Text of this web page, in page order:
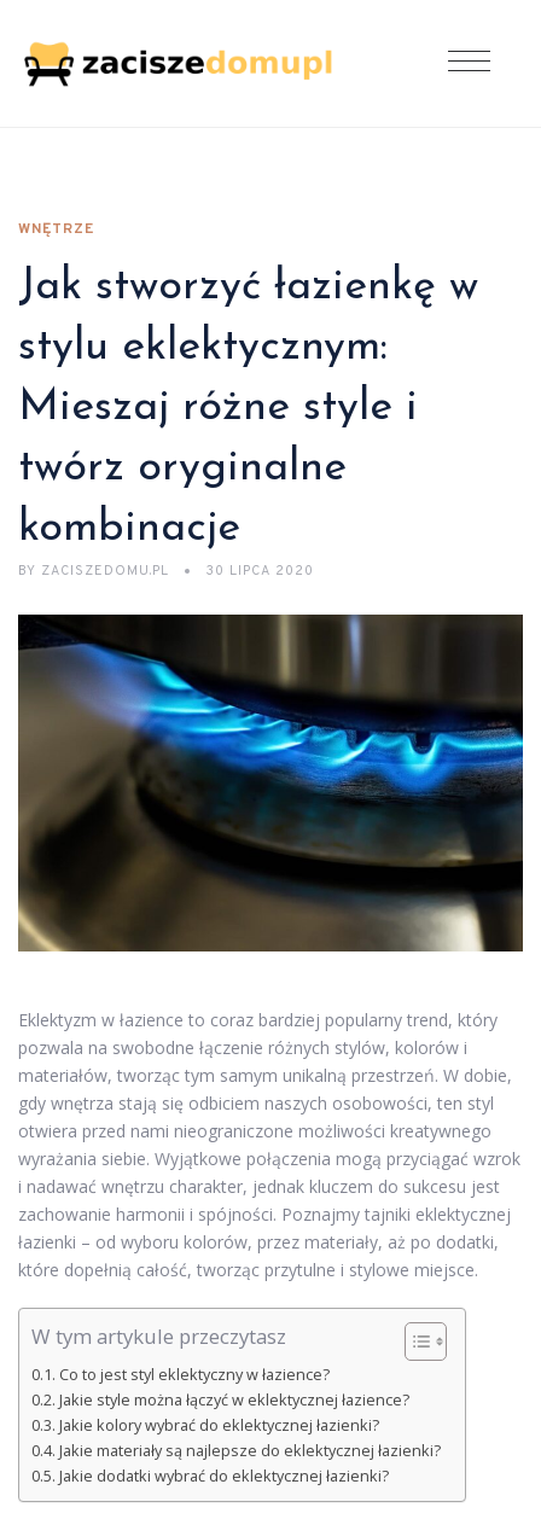
WNĘTRZE
Jak stworzyć łazienkę w
stylu eklektycznym:
Mieszaj różne style i
twórz oryginalne
kombinacje
BY ZACISZEDOMU.PL 30 LIPCA 2020
Eklektyzm w łazience to coraz bardziej popularny trend, który
pozwala na swobodne łączenie różnych stylów, kolorów i
materiałów, tworząc tym samym unikalną przestrzeń. W dobie,
gdy wnętrza stają się odbiciem naszych osobowości, ten styl
otwiera przed nami nieograniczone możliwości kreatywnego
wyrażania siebie. Wyjątkowe połączenia mogą przyciągać wzrok
i nadawać wnętrzu charakter, jednak kluczem do sukcesu jest
zachowanie harmonii i spójności. Poznajmy tajniki eklektycznej
łazienki – od wyboru kolorów, przez materiały, aż po dodatki,
które dopełnią całość, tworząc przytulne i stylowe miejsce.
W tym artykule przeczytasz
Co to jest styl eklektyczny w łazience?
Jakie style można łączyć w eklektycznej łazience?
Jakie kolory wybrać do eklektycznej łazienki?
Jakie materiały są najlepsze do eklektycznej łazienki?
Jakie dodatki wybrać do eklektycznej łazienki?